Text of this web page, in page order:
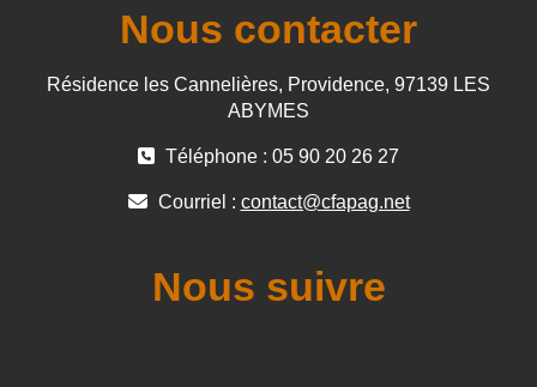
Nous contacter
Résidence les Cannelières, Providence, 97139 LES
ABYMES
Téléphone : 05 90 20 26 27
Courriel : contact@cfapag.net
Nous suivre